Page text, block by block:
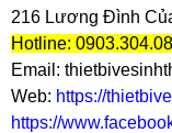
216 Lương Đình
Hotline:
Email:
Web: https://
https://